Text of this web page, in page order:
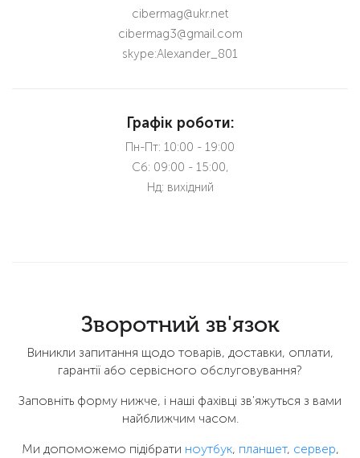
сibermag@ukr.net
сibermag3@gmail.com
skype:Alexander_801
Графік роботи:
Пн-Пт: 10:00 - 19:00
Сб: 09:00 - 15:00,
Нд: вихідний
Зворотний зв'язок
Виникли запитання щодо товарів, доставки, оплати,
гарантії або сервісного обслуговування?
Заповніть форму нижче, і наші фахівці зв'яжуться з вами
найближчим часом.
Ми допоможемо підібрати ноутбук, планшет, сервер,